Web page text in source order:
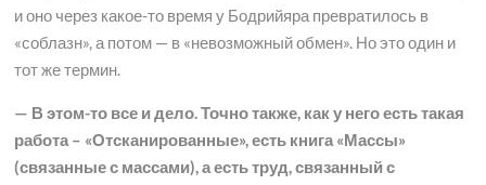
и оно через какое-то время у Бодрийяра превратилось в
«соблазн», а потом — в «невозможный обмен». Но это один и
тот же термин.
— В этом-то все и дело. Точно также, как у него есть такая
работа – «Отсканированные», есть книга «Массы»
(связанные с массами), а есть труд, связанный с